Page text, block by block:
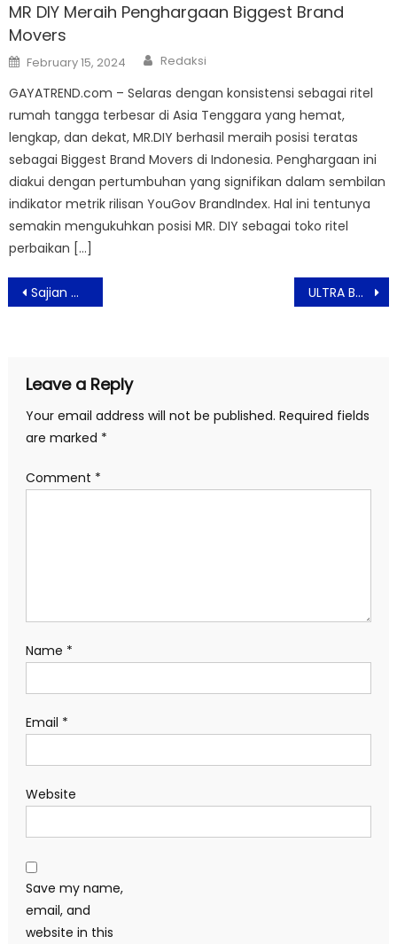
MR DIY Meraih Penghargaan Biggest Brand
Movers
Posted
on
February 15, 2024 Author
Redaksi
GAYATREND.com – Selaras dengan konsistensi sebagai ritel
rumah tangga terbesar di Asia Tenggara yang hemat,
lengkap, dan dekat, MR.DIY berhasil meraih posisi teratas
sebagai Biggest Brand Movers di Indonesia. Penghargaan ini
diakui dengan pertumbuhan yang signifikan dalam sembilan
indikator metrik rilisan YouGov BrandIndex. Hal ini tentunya
semakin mengukuhkan posisi MR. DIY sebagai toko ritel
perbaikan […]
Post
navigation
Sajian Menu Buka Puasa Komplit di Hotel Grand Sahid Jaya Jakarta ULTRA Beach Bali Umumkan festival 2024 Berlangsung di Canggu Lokasi Tepi Pantai Café Del Mar
Leave a Reply
Your email address will not be published. Required fields
are marked *
Comment *
Name *
Email *
Website
Save my name,
email, and
website in this